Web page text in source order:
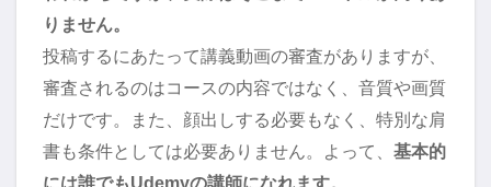
りません。
投稿するにあたって講義動画の審査がありますが、
審査されるのはコースの内容ではなく、音質や画質
だけです。また、顔出しする必要もなく、特別な肩
書も条件としては必要ありません。よって、 基本的
には誰でもUdemyの講師になれます。